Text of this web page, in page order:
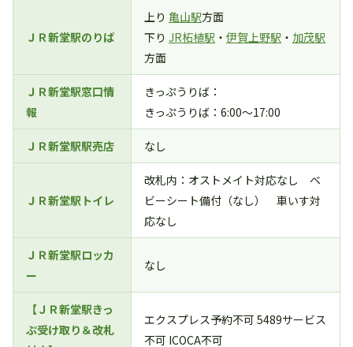
ＪＲ新堂駅のりば
上り 亀山駅方面
下り JR柘植駅 ・ 伊賀上野駅 ・ 加茂駅
方面
ＪＲ新堂駅窓口情
報
きっぷうりば：
きっぷうりば：6:00～17:00
ＪＲ新堂駅駅売店 なし
ＪＲ新堂駅トイレ
改札内：オストメイト対応なし ベ
ビーシート備付（なし） 車いす対
応なし
ＪＲ新堂駅ロッカ
ー
なし
【ＪＲ新堂駅きっ
ぷ受け取り＆改札
エクスプレス予約不可 5489サービス
不可 ICOCA不可